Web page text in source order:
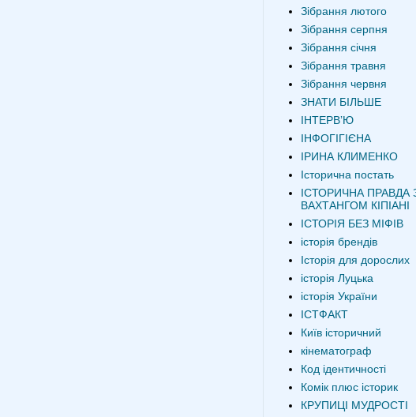
Зібрання лютого
Зібрання серпня
Зібрання січня
Зібрання травня
Зібрання червня
ЗНАТИ БІЛЬШЕ
ІНТЕРВʼЮ
ІНФОГІГІЄНА
ІРИНА КЛИМЕНКО
Історична постать
ІСТОРИЧНА ПРАВДА
ВАХТАНГОМ КІПІАНІ
ІСТОРІЯ БЕЗ МІФІВ
історія брендів
Історія для дорослих
історія Луцька
історія України
ІСТФАКТ
Київ історичний
кінематограф
Код ідентичності
Комік плюс історик
КРУПИЦІ МУДРОСТІ